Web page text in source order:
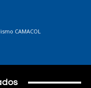
CAMACOL